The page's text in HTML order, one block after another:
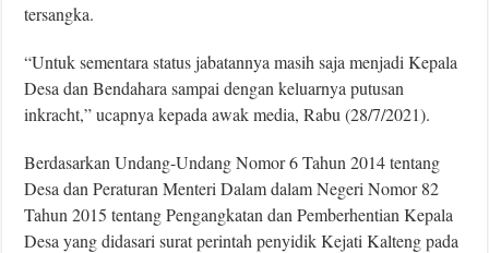
tersangka.
“Untuk sementara status jabatannya masih saja menjadi Kepala
Desa dan Bendahara sampai dengan keluarnya putusan
inkracht,” ucapnya kepada awak media, Rabu (28/7/2021).
Berdasarkan Undang-Undang Nomor 6 Tahun 2014 tentang
Desa dan Peraturan Menteri Dalam dalam Negeri Nomor 82
Tahun 2015 tentang Pengangkatan dan Pemberhentian Kepala
Desa yang didasari surat perintah penyidik Kejati Kalteng pada